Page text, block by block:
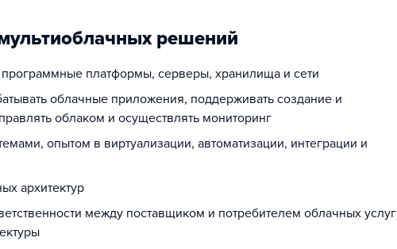
решений
платформы, серверы, хранилища и сети
облачные приложения, поддерживать создание и
облаком и осуществлять мониторинг
опытом в виртуализации, автоматизации, интеграции и
архитектур
между поставщиком и потребителем облачных услуг